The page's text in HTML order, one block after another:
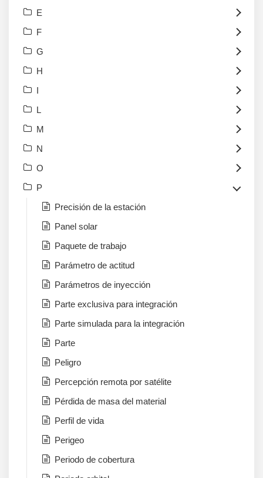
E
F
G
H
I
L
M
N
O
P
Precisión de la estación
Panel solar
Paquete de trabajo
Parámetro de actitud
Parámetros de inyección
Parte exclusiva para integración
Parte simulada para la integración
Parte
Peligro
Percepción remota por satélite
Pérdida de masa del material
Perfil de vida
Perigeo
Periodo de cobertura